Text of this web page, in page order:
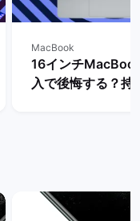
MacBook
16インチ
入で後悔する？持